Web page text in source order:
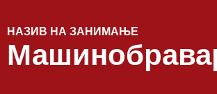
НАЗИВ НА ЗАНИМАЊЕ